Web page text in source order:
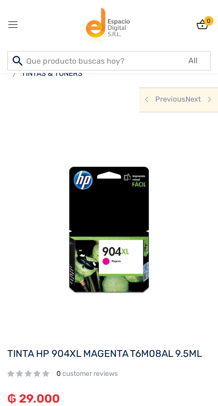
0
Inicio PRODUCTOS
IMPRESORAS
TINTAS & TONERS
PreviousNext
TINTA HP 904XL MAGENTA T6M08AL 9.5ML
0 customer reviews
₲ 29.000
Sign in
Create an account